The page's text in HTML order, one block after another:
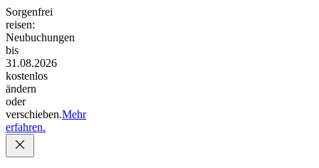
Sorgenfrei
reisen:
Neubuchungen
bis
31.08.2026
kostenlos
ändern
oder
verschieben.Mehr
erfahren.